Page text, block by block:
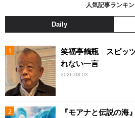
人気記事ランキ
Daily
笑福亭鶴瓶 スピッ
れない一言
2026.08.03
『モアナと伝説の海